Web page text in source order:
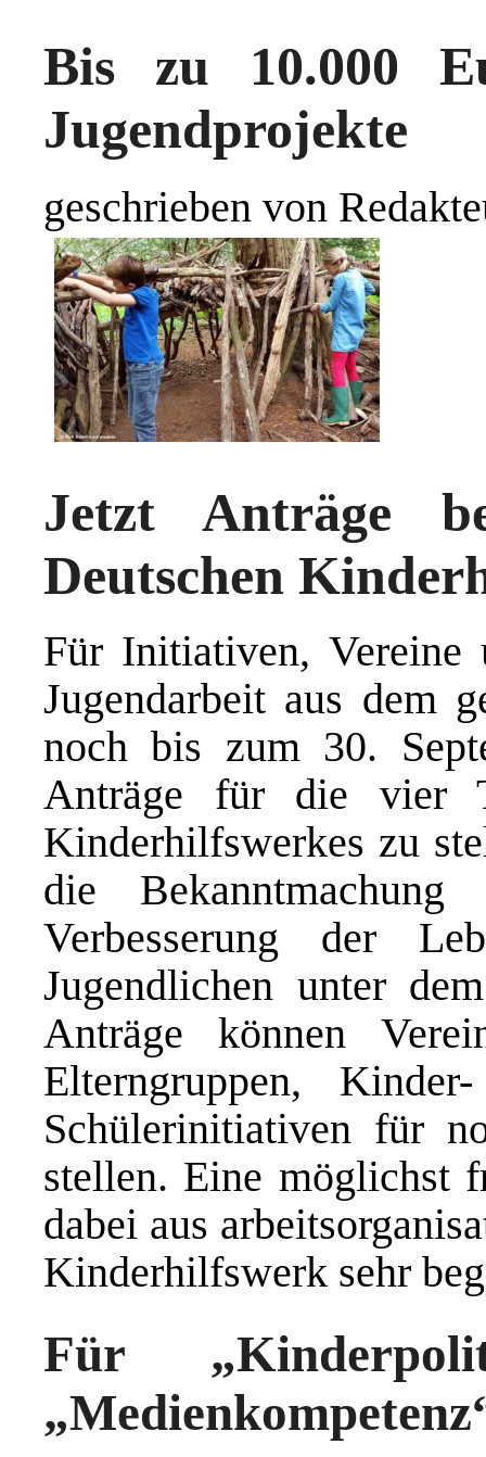
Bis zu 10.000
Jugendprojekte
geschrieben von
Jetzt Anträge
Deutschen
Für Initiativen,
Jugendarbeit aus dem
noch bis zum 30.
Anträge für die vier
Kinderhilfswerkes zu
die
Verbesserung der
Jugendlichen unter
Anträge können
Elterngruppen,
Schülerinitiativen für
stellen. Eine möglichst
dabei aus
Kinderhilfswerk sehr
Für